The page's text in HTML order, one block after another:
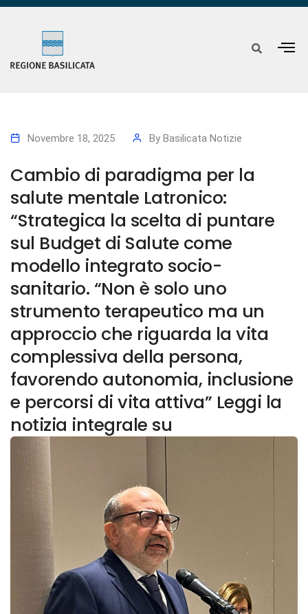
Novembre 18, 2025 By Basilicata Notizie
Cambio di paradigma per la
salute mentale Latronico:
“Strategica la scelta di puntare
sul Budget di Salute come
modello integrato socio-
sanitario. “Non è solo uno
strumento terapeutico ma un
approccio che riguarda la vita
complessiva della persona,
favorendo autonomia, inclusione
e percorsi di vita attiva” Leggi la
notizia integrale su